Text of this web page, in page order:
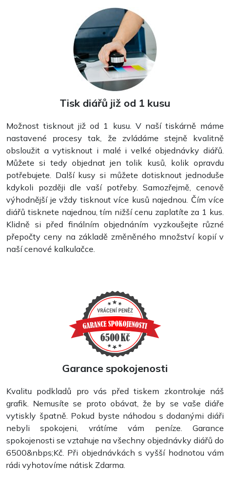
Nástěnné kalendáře
Stolní kalendáře
Kapesní kalendáře
Tisk diářů již od 1 kusu
Možnost tisknout již od 1 kusu. V naší tiskárně máme
nastavené procesy tak, že zvládáme stejně kvalitně
obsloužit a vytisknout i malé i velké objednávky diářů.
Můžete si tedy objednat jen tolik kusů, kolik opravdu
potřebujete. Další kusy si můžete dotisknout jednoduše
kdykoli později dle vaší potřeby. Samozřejmě, cenově
výhodnější je vždy tisknout více kusů najednou. Čím více
diářů tisknete najednou, tím nižší cenu zaplatíte za 1 kus.
Klidně si před finálním objednáním vyzkoušejte různé
přepočty ceny na základě změněného množství kopií v
naší cenové kalkulačce.
Garance spokojenosti
Kvalitu podkladů pro vás před tiskem zkontroluje náš
grafik. Nemusíte se proto obávat, že by se vaše diáře
vytiskly špatně. Pokud byste náhodou s dodanými diáři
nebyli spokojeni, vrátíme vám peníze. Garance
spokojenosti se vztahuje na všechny objednávky diářů do
6500&nbps;Kč. Při objednávkách s vyšší hodnotou vám
rádi vyhotovíme nátisk Zdarma.